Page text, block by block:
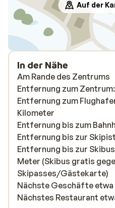
Auf der
In der Nähe
Am Rande des Zentrums
Entfernung zum
Entfernung zum
Kilometer
Entfernung bis zum
Entfernung bis zur
Entfernung bis zur
Meter (Skibus gratis
Skipasses/Gästekarte)
Nächste Geschäfte etwa
Nächstes Restaurant